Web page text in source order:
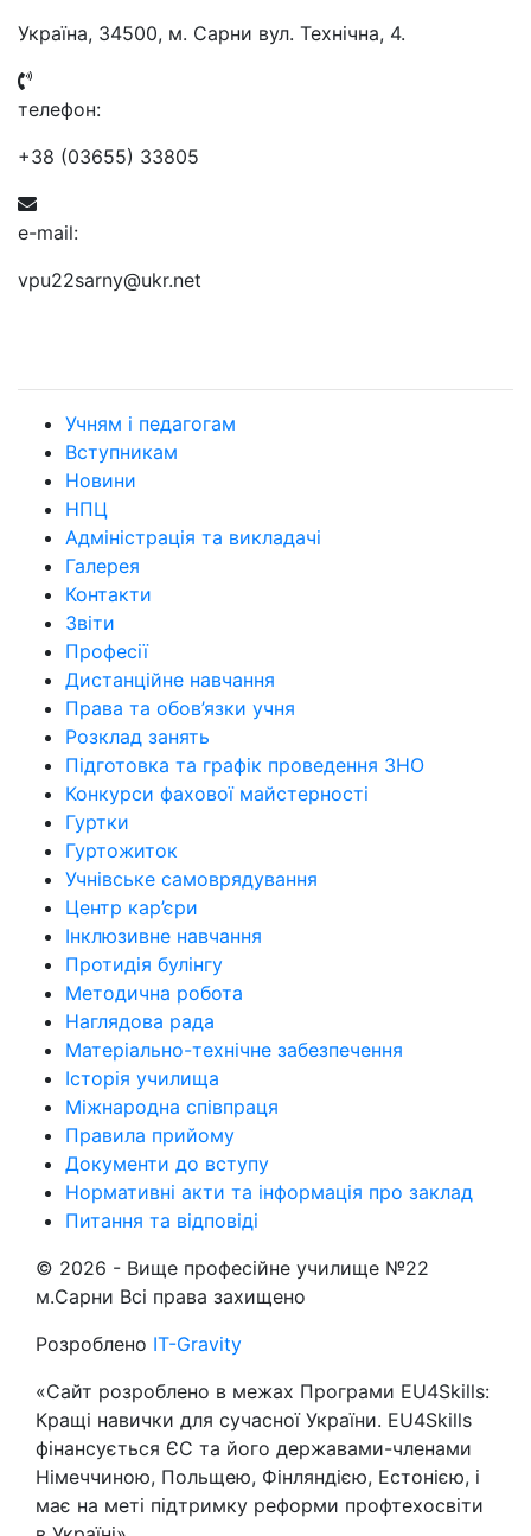
Україна, 34500, м. Сарни вул. Технічна, 4.
телефон:
+38 (03655) 33805
e-mail:
vpu22sarny@ukr.net
Учням і педагогам
Вступникам
Новини
НПЦ
Адміністрація та викладачі
Галерея
Контакти
Звіти
Професії
Дистанційне навчання
Права та обов’язки учня
Розклад занять
Підготовка та графік проведення ЗНО
Конкурси фахової майстерності
Гуртки
Гуртожиток
Учнівське самоврядування
Центр кар’єри
Інклюзивне навчання
Протидія булінгу
Методична робота
Наглядова рада
Матеріально-технічне забезпечення
Історія училища
Міжнародна співпраця
Правила прийому
Документи до вступу
Нормативні акти та інформація про заклад
Питання та відповіді
© 2026 - Вище професійне училище №22
м.Сарни Всі права захищено
Розроблено IT-Gravity
«Сайт розроблено в межах Програми EU4Skills:
Кращі навички для сучасної України. EU4Skills
фінансується ЄС та його державами-членами
Німеччиною, Польщею, Фінляндією, Естонією, і
має на меті підтримку реформи профтехосвіти